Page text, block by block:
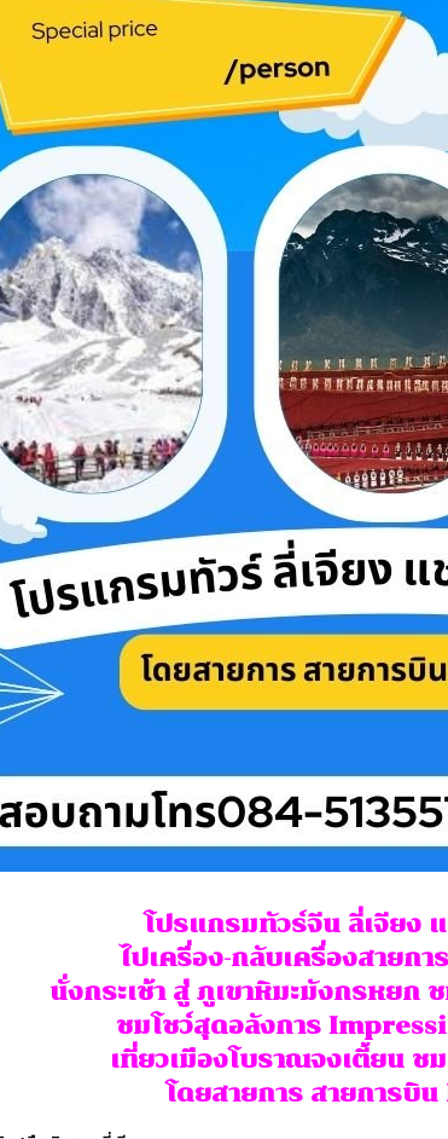
โปรแกรมทัวร์จีน ลี่เจียง
ไปเครื่อง-กลับเครื่องสาย
นั่งกระเช้า สู่ ภูเขาหิมะมังกรหยก
ชมโชว์สุดอลังการ
เที่ยวเมืองโบราณจงเตี้ยน ช
โดยสายการ สายการบิ